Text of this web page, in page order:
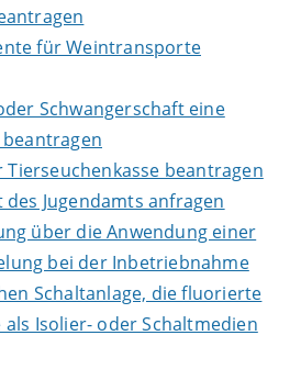
für Weintransporte
Schwangerschaft eine
Tierseuchenkasse beantragen
Jugendamts anfragen
über die Anwendung einer
bei der Inbetriebnahme
Schaltanlage, die fluorierte
als Isolier- oder Schaltmedien